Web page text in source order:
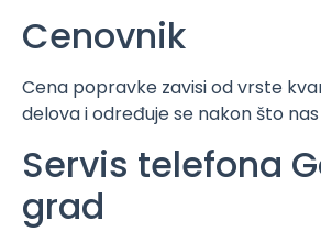
Cenovnik
Cena popravke zavisi od vrste
delova i određuje se nakon što
Servis telefona
grad